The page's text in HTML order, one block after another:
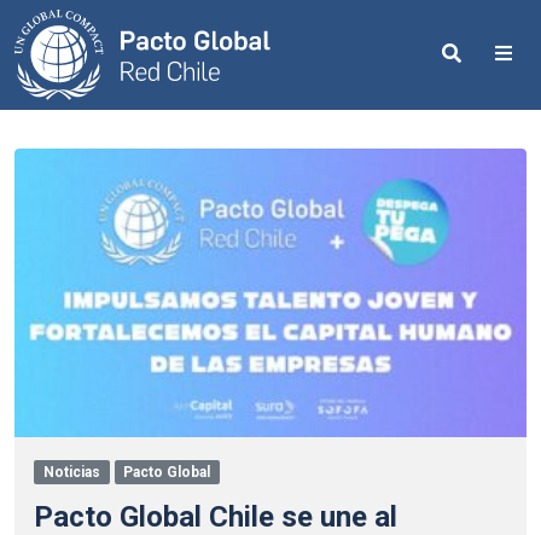
Search
Noticias Pacto Global
Pacto Global Chile se une al